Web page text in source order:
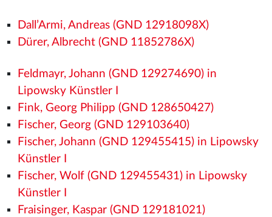
Dall’Armi, Andreas (GND 12918098X)
Dürer, Albrecht (GND 11852786X)
Feldmayr, Johann (GND 129274690) in
Lipowsky Künstler I
Fink, Georg Philipp (GND 128650427)
Fischer, Georg (GND 129103640)
Fischer, Johann (GND 129455415) in Lipowsky
Künstler I
Fischer, Wolf (GND 129455431) in Lipowsky
Künstler I
Fraisinger, Kaspar (GND 129181021)